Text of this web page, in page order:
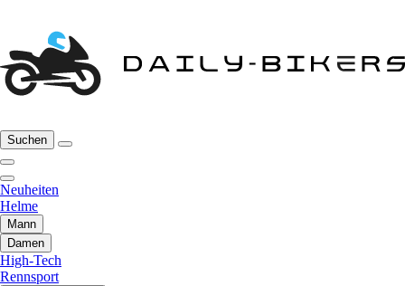
Suchen
Neuheiten
Helme
Mann
Damen
High-Tech
Rennsport